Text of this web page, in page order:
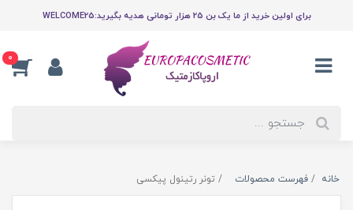
برای اولین خرید از ما یک بن 25 هزار تومانی هدیه بگیرید:WELCOME25
0
خانه فهرست محصولات تونر رتینول پیکسی